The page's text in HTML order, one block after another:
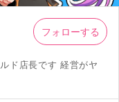
ド店長です 経営がヤ
フォローする